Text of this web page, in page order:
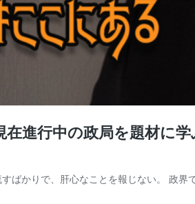
進行中の政局を題材に
ばかりで、肝心なことを報じない。 政